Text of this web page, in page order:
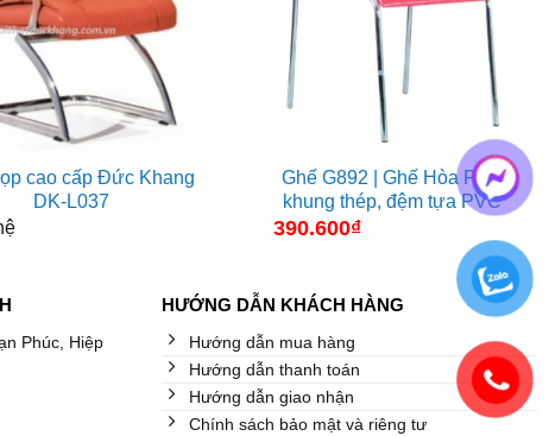
cao cấp Đức Khang
DK-L037
Ghế G892 | Ghế Hòa Phát
khung thép, đệm tựa PVC
390.600₫
Phúc, Hiệp
HƯỚNG DẪN KHÁCH HÀNG
Hướng dẫn mua hàng
Hướng dẫn thanh toán
Hướng dẫn giao nhận
Chính sách bảo mật và riêng tư